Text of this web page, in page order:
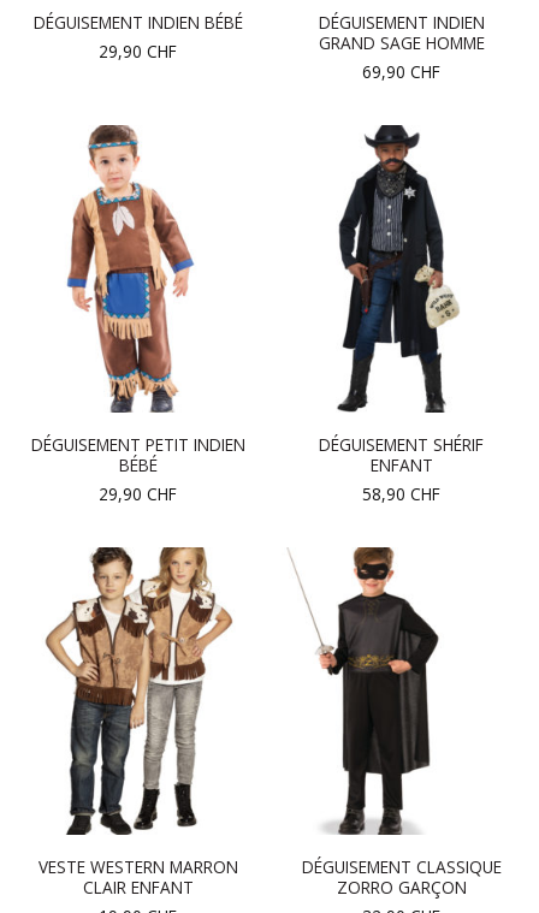
DÉGUISEMENT INDIEN BÉBÉ
29,90 CHF
DÉGUISEMENT INDIEN
GRAND SAGE HOMME
69,90 CHF
DÉGUISEMENT PETIT INDIEN
BÉBÉ
29,90 CHF
DÉGUISEMENT SHÉRIF
ENFANT
58,90 CHF
VESTE WESTERN MARRON
CLAIR ENFANT
DÉGUISEMENT CLASSIQUE
ZORRO GARÇON